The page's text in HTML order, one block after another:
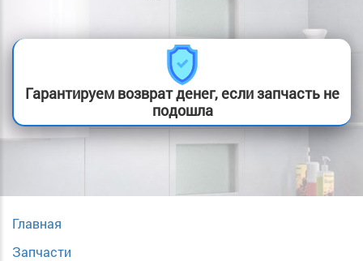
Гарантируем возврат денег, если запчасть не
подошла
Главная
Запчасти